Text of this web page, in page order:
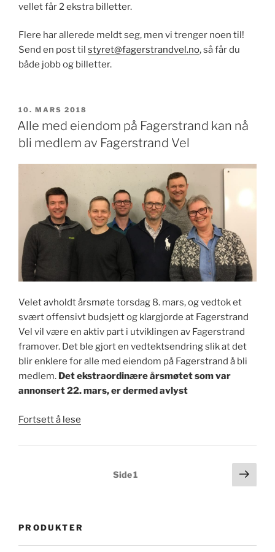
vellet får 2 ekstra billetter.
Flere har allerede meldt seg, men vi trenger noen til!
Send en post til styret@fagerstrandvel.no, så får du
både jobb og billetter.
PUBLISERT
10. MARS 2018
Alle med eiendom på Fagerstrand kan nå
bli medlem av Fagerstrand Vel
Velet avholdt årsmøte torsdag 8. mars, og vedtok et
svært offensivt budsjett og klargjorde at Fagerstrand
Vel vil være en aktiv part i utviklingen av Fagerstrand
framover. Det ble gjort en vedtektsendring slik at det
blir enklere for alle med eiendom på Fagerstrand å bli
medlem. Det ekstraordinære årsmøtet som var
annonsert 22. mars, er dermed avlyst
Fortsett å lese
Fagerstrand
InnleggnavigasjonSide1
side
PRODUKTER